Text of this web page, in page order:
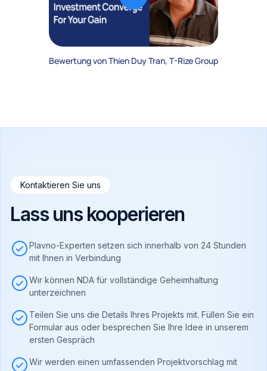
Bewertung von Thien Duy Tran, T-Rize Group
Kontaktieren Sie uns
Lass uns kooperieren
Plavno-Experten setzen sich innerhalb von 24 Stunden
mit Ihnen in Verbindung
Wir können NDA für vollständige Geheimhaltung
unterzeichnen
Teilen Sie uns die Details Ihres Projekts mit. Füllen Sie ein
Formular aus oder besprechen Sie Ihre Idee in unserem
ersten Gespräch
Wir werden einen umfassenden Projektvorschlag mit